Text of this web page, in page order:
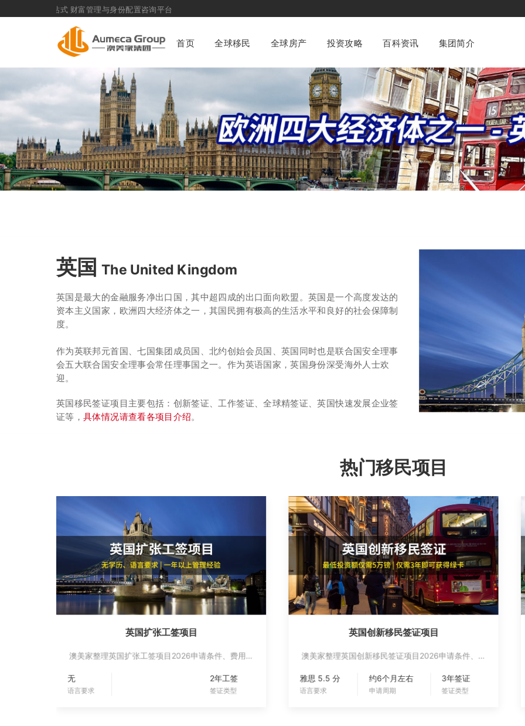
首页 全球移民 全球房产 投资攻略 百科资讯 集团简介
财富管理与身份配置咨询平台
英国 The United Kingdom
英国是最大的金融服务净出口国，其中超四成的出口面向欧盟。英国是一个高度发达的
资本主义国家，欧洲四大经济体之一，其国民拥有极高的生活水平和良好的社会保障制
度。
作为英联邦元首国、七国集团成员国、北约创始会员国、英国同时也是联合国安全理事
会五大联合国安全理事会常任理事国之一。作为英语国家，英国身份深受海外人士欢
迎。
英国移民签证项目主要包括：创新签证、工作签证、全球精签证、英国快速发展企业签
证等，具体情况请查看各项目介绍。
热门移民项目
英国扩张工签项目
澳美家整理英国扩张工签项目2026申请条件、费用预
无
语言要求
2年工签
签证类型
英国创新移民签证项目
澳美家整理英国创新移民签证项目2026申请条件、费
险，帮助家庭评估身份规划。
雅思 5.5 分
语言要求
约6个月左右
申请周期
3年签证
签证类型